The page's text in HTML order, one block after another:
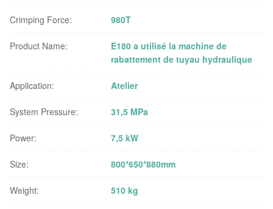
Crimping Force: 980T
Product Name:
E180 a utilisé la machine de
rabattement de tuyau hydraulique
Application: Atelier
System Pressure: 31,5 MPa
Power: 7,5 kW
Size: 800*650*880mm
Weight: 510 kg